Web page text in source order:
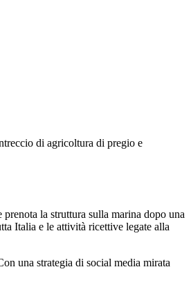
di agricoltura di pregio e
la struttura sulla marina dopo una
Italia e le attività ricettive legate alla
una strategia di social media mirata